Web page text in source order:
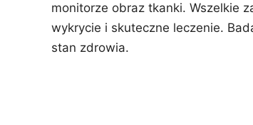
monitorze obraz tkanki. Wszelkie
wykrycie i skuteczne leczenie.
stan zdrowia.